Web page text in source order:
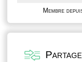
Membre